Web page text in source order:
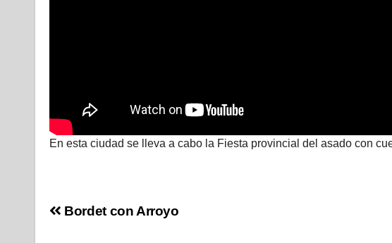
En esta ciudad se lleva a cabo la Fiesta provincial del asado con
Bordet con Arroyo